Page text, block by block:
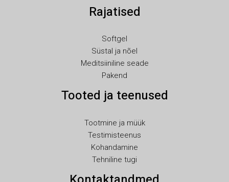
Rajatised
Softgel
Süstal ja nõel
Meditsiiniline seade
Pakend
Tooted ja teenused
Tootmine ja müük
Testimisteenus
Kohandamine
Tehniline tugi